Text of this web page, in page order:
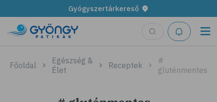
Gyógyszertárkereső
Főoldal
Egészség &
Élet
Receptek
#
gluténmentes